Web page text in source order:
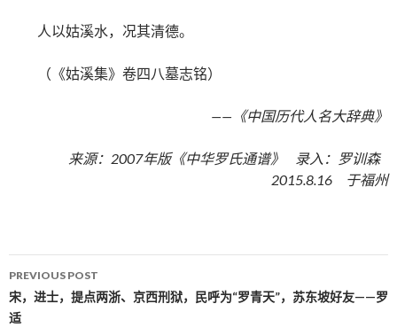
人以姑溪水，况其清德。
（《姑溪集》卷四八墓志铭）
——《中国历代人名大辞典》
来源：2007年版《中华罗氏通谱》 录入：罗训森
2015.8.16 于福州
Post navigation
PREVIOUS POST
宋，进士，提点两浙、京西刑狱，民呼为“罗青天”，苏东坡好友——罗
适